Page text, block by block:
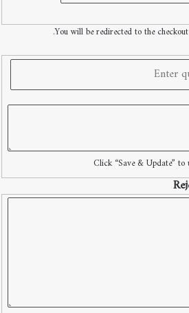
You will be redirected to the
Click “Save & Update”